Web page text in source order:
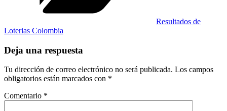
Resultados de
Loterias Colombia
Deja una respuesta
Tu dirección de correo electrónico no será publicada. Los campos
obligatorios están marcados con *
Comentario *